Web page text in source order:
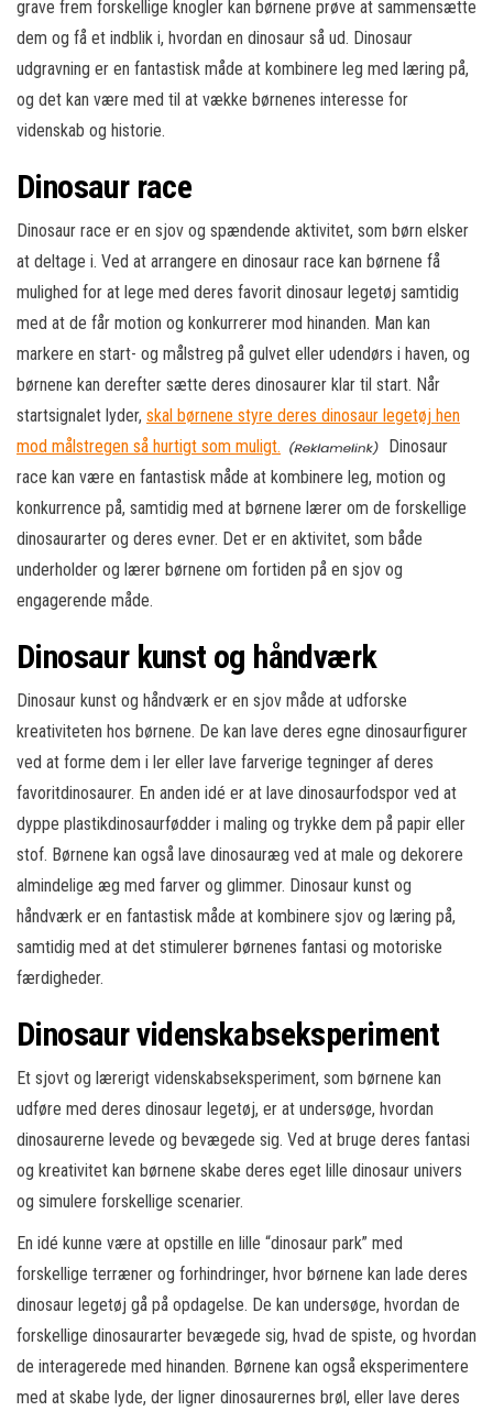
grave frem forskellige knogler kan børnene prøve at sammensætte
dem og få et indblik i, hvordan en dinosaur så ud. Dinosaur
udgravning er en fantastisk måde at kombinere leg med læring på,
og det kan være med til at vække børnenes interesse for
videnskab og historie.
Dinosaur race
Dinosaur race er en sjov og spændende aktivitet, som børn elsker
at deltage i. Ved at arrangere en dinosaur race kan børnene få
mulighed for at lege med deres favorit dinosaur legetøj samtidig
med at de får motion og konkurrerer mod hinanden. Man kan
markere en start- og målstreg på gulvet eller udendørs i haven, og
børnene kan derefter sætte deres dinosaurer klar til start. Når
startsignalet lyder, skal børnene styre deres dinosaur legetøj hen
mod målstregen så hurtigt som muligt.
Dinosaur
race kan være en fantastisk måde at kombinere leg, motion og
konkurrence på, samtidig med at børnene lærer om de forskellige
dinosaurarter og deres evner. Det er en aktivitet, som både
underholder og lærer børnene om fortiden på en sjov og
engagerende måde.
Dinosaur kunst og håndværk
Dinosaur kunst og håndværk er en sjov måde at udforske
kreativiteten hos børnene. De kan lave deres egne dinosaurfigurer
ved at forme dem i ler eller lave farverige tegninger af deres
favoritdinosaurer. En anden idé er at lave dinosaurfodspor ved at
dyppe plastikdinosaurfødder i maling og trykke dem på papir eller
stof. Børnene kan også lave dinosauræg ved at male og dekorere
almindelige æg med farver og glimmer. Dinosaur kunst og
håndværk er en fantastisk måde at kombinere sjov og læring på,
samtidig med at det stimulerer børnenes fantasi og motoriske
færdigheder.
Dinosaur videnskabseksperiment
Et sjovt og lærerigt videnskabseksperiment, som børnene kan
udføre med deres dinosaur legetøj, er at undersøge, hvordan
dinosaurerne levede og bevægede sig. Ved at bruge deres fantasi
og kreativitet kan børnene skabe deres eget lille dinosaur univers
og simulere forskellige scenarier.
En idé kunne være at opstille en lille “dinosaur park” med
forskellige terræner og forhindringer, hvor børnene kan lade deres
dinosaur legetøj gå på opdagelse. De kan undersøge, hvordan de
forskellige dinosaurarter bevægede sig, hvad de spiste, og hvordan
de interagerede med hinanden. Børnene kan også eksperimentere
med at skabe lyde, der ligner dinosaurernes brøl, eller lave deres